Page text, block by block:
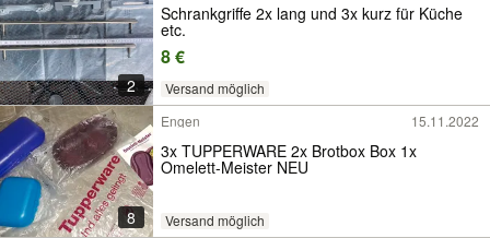
2
Schrankgriffe 2x lang und 3x kurz für Küche
etc.
8 €
Versand möglich
8
Engen 15.11.2022
3x TUPPERWARE 2x Brotbox Box 1x
Omelett-Meister NEU
Versand möglich